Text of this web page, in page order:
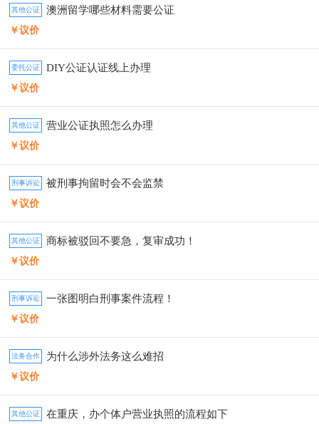
其他公证 澳洲留学哪些材料需要公证
￥议价
委托公证 DIY公证认证线上办理
￥议价
其他公证 营业公证执照怎么办理
￥议价
刑事诉讼 被刑事拘留时会不会监禁
￥议价
其他公证 商标被驳回不要急，复审成功！
￥议价
刑事诉讼 一张图明白刑事案件流程！
￥议价
法务合作 为什么涉外法务这么难招
￥议价
其他公证 在重庆，办个体户营业执照的流程如下